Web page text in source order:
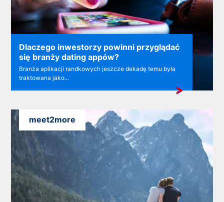
Dlaczego inwestorzy powinni przyglądać
się branży dating appów?
Branża aplikacji randkowych jeszcze dekadę temu była
traktowana jako...
meet2more